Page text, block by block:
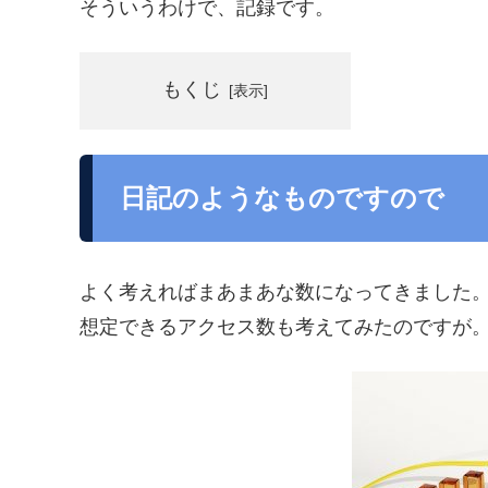
そういうわけで、記録です。
もくじ
日記のようなものですので
よく考えればまあまあな数になってきました
想定できるアクセス数も考えてみたのですが